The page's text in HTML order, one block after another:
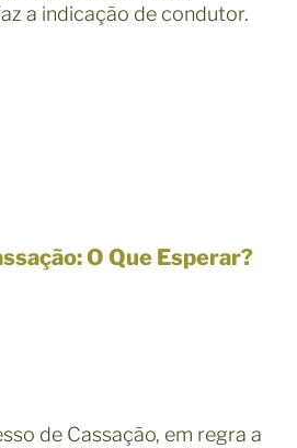
a indicação de condutor.
O Que Esperar?
de Cassação, em regra a